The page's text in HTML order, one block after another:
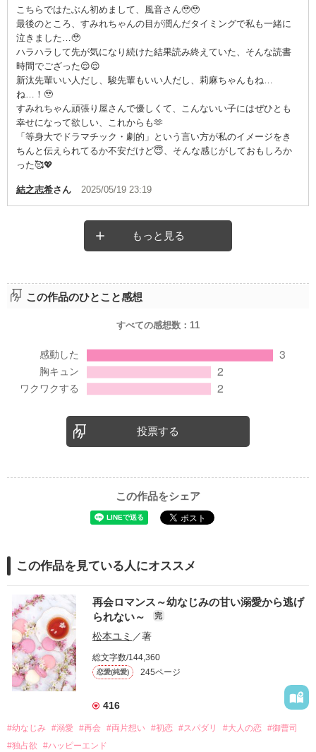
こちらではたぶん初めまして、風音さん🥹🥹
最後のところ、すみれちゃんの目が潤んだタイミングで私も一緒に
泣きました…🥹
ハラハラして先が気になり続けた結果読み終えていた、そんな読書
時間でござった😌😌
新汰先輩いい人だし、駿先輩もいい人だし、莉麻ちゃんもね…
ね…！🥹
すみれちゃん頑張り屋さんで優しくて、こんないい子にはぜひとも
幸せになって欲しい、これからも🫶
「等身大でドラマチック・劇的」という言い方が私のイメージをき
ちんと伝えられてるか不安だけど😇、そんな感じがしておもしろか
った🥰💖
結之志希さん 2025/05/19 23:19
もっと見る
この作品のひとこと感想
すべての感想数： 11
投票する
この作品をシェア
この作品を見ている人にオススメ
再会ロマンス～幼なじみの甘い溺愛から逃げ
られない～
完
松本ユミ ／著
総文字数/144,360
恋愛(純愛) 245ページ
416
#幼なじみ #溺愛 #再会 #両片想い #初恋 #スパダリ #大人の恋 #御曹司
#独占欲
#ハッピーエンド